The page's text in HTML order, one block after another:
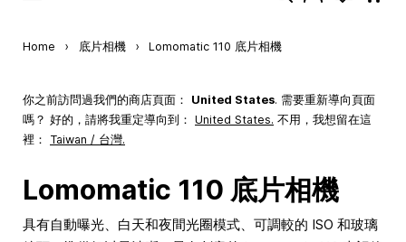
Home › 底片相機 › Lomomatic 110 底片相機
你之前訪問過我們的商店頁面： United States. 需要重新導向頁面
嗎？ 好的，請將我重定導向到： United States. 不用，我想留在這
裡： Taiwan / 台灣.
Lomomatic 110 底片相機
具有自動曝光、白天和夜間光圈模式、可調較的 ISO 和玻璃